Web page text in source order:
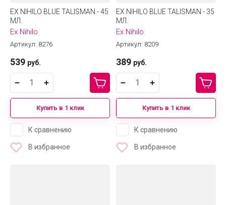
EX NIHILO BLUE TALISMAN - 45
МЛ.
Ex Nihilo
Артикул: 8276
539 руб.
Купить в 1 клик
К сравнению
В избранное
EX NIHILO BLUE TALISMAN - 35
МЛ.
Ex Nihilo
Артикул: 8209
389 руб.
Купить в 1 клик
К сравнению
В избранное